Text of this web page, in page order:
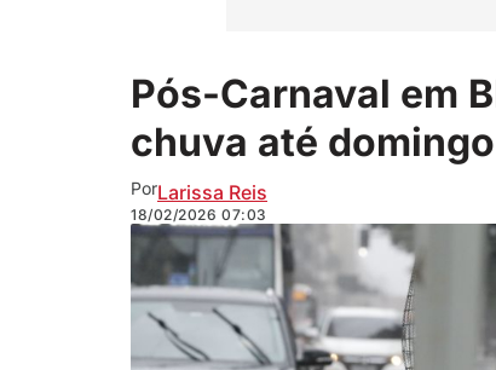
Pós-Carnaval em
chuva até domingo
PorLarissa Reis
18/02/2026 07:03